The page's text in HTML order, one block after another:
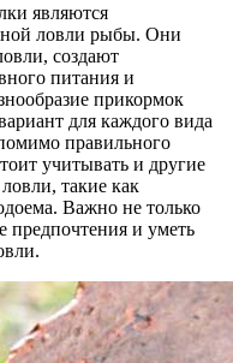
являются
ловли рыбы. Они
создают
питания и
прикормок
для каждого вида
правильного
учитывать и другие
такие как
Важно не только
предпочтения и уметь